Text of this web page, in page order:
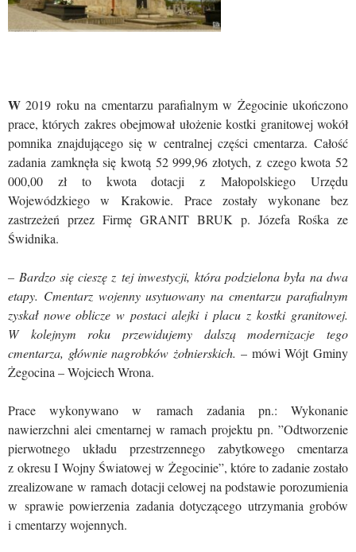
W 2019 roku na cmentarzu parafialnym w Żegocinie ukończono
prace, których zakres obejmował ułożenie kostki granitowej wokół
pomnika znajdującego się w centralnej części cmentarza. Całość
zadania zamknęła się kwotą 52 999,96 złotych, z czego kwota 52
000,00 zł to kwota dotacji z Małopolskiego Urzędu
Wojewódzkiego w Krakowie. Prace zostały wykonane bez
zastrzeżeń przez Firmę GRANIT BRUK p. Józefa Rośka ze
Świdnika.
– Bardzo się cieszę z tej inwestycji, która podzielona była na dwa
etapy. Cmentarz wojenny usytuowany na cmentarzu parafialnym
zyskał nowe oblicze w postaci alejki i placu z kostki granitowej.
W kolejnym roku przewidujemy dalszą modernizacje tego
cmentarza, głównie nagrobków żołnierskich.– mówi Wójt Gminy
Żegocina – Wojciech Wrona.
Prace wykonywano w ramach zadania pn.: Wykonanie
nawierzchni alei cmentarnej w ramach projektu pn. ”Odtworzenie
pierwotnego układu przestrzennego zabytkowego cmentarza
z okresu I Wojny Światowej w Żegocinie”, które to zadanie zostało
zrealizowane w ramach dotacji celowej na podstawie porozumienia
w sprawie powierzenia zadania dotyczącego utrzymania grobów
i cmentarzy wojennych.